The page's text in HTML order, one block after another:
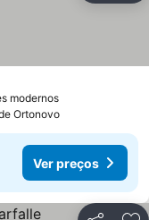
modernos
Ortonovo
Ver preços